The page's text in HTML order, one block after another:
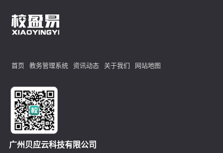
首页 教务管理系统 资讯动态 关于我们 网站地图
广州贝应云科技有限公司